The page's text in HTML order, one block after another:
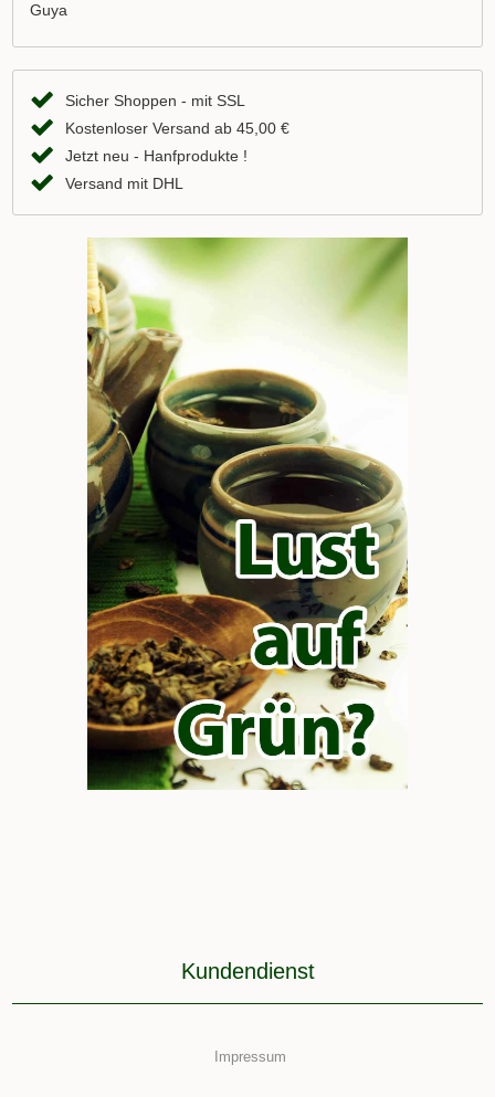
Guya
Sicher Shoppen - mit SSL
Kostenloser Versand ab 45,00 €
Jetzt neu - Hanfprodukte !
Versand mit DHL
Kundendienst
Impressum